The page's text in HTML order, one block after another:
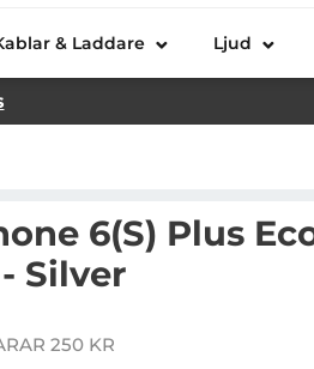
& Laddare Ljud
6(S) Plus
Silver
250 KR